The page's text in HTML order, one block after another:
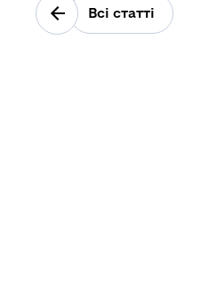
Всі статті